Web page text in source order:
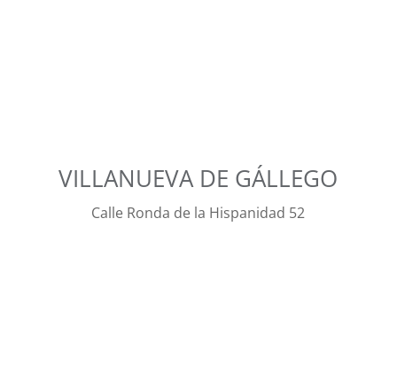
VILLANUEVA DE GÁLLEGO
Calle Ronda de la Hispanidad 52